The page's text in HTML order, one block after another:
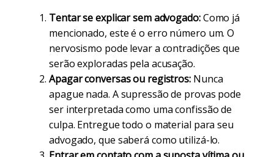
Tentar se explicar sem advogado:Como já
mencionado, este é o erro número um. O
nervosismo pode levar a contradições que
serão exploradas pela acusação.
Apagar conversas ou registros: Nunca
apague nada. A supressão de provas pode
ser interpretada como uma confissão de
culpa. Entregue todo o material para seu
advogado, que saberá como utilizá-lo.